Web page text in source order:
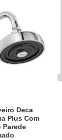
Deca
Plus Com
Parede